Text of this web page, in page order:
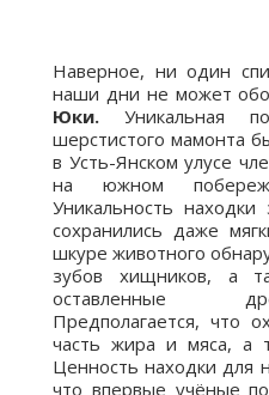
Наверное, ни один
наши дни не может
Юки.
Уникальная
шерстистого мамонта
в Усть-Янском улусе
на южном
Уникальность
сохранились даже
шкуре животного
зубов хищников, а
оставленные
Предполагается, что
часть жира и мяса, а
Ценность находки для
что впервые учёные